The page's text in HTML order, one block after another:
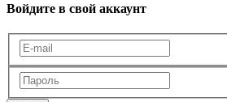
Войдите в свой аккаунт